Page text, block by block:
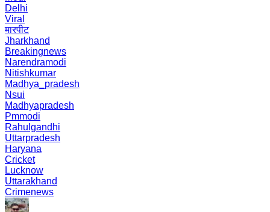
Delhi
Viral
मारपीट
Jharkhand
Breakingnews
Narendramodi
Nitishkumar
Madhya_pradesh
Nsui
Madhyapradesh
Pmmodi
Rahulgandhi
Uttarpradesh
Haryana
Cricket
Lucknow
Uttarakhand
Crimenews